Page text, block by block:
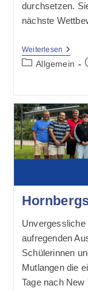
durchsetzen.
nächste
Weiterlesen 66.
2024/
Beitrags-
Allgemein
Unvergessliche
aufregenden
Schülerinnen
Mutlangen die
Tage nach